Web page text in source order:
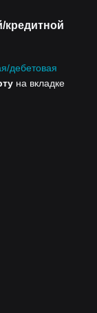
кредитной
дебетовая
на вкладке